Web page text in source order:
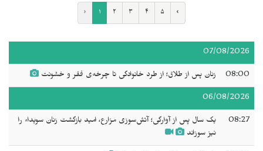
‹ ۱ ۲ ۳ ۴ ۵ ›
07/08/2026
08:00 زنان پس از طلاق؛ از طرد خانوادگی تا چرخه‌ی فقر و خشونت
06/08/2026
08:27
یک سال پس از آوارگی؛ آتش‌سوزی مزارع، امید بازگشت زنان سويداء را
نیز سوزاند